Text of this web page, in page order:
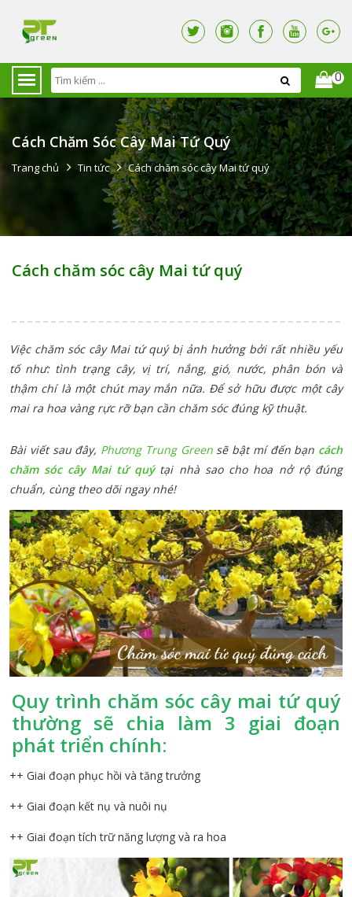
0
Cách Chăm Sóc Cây Mai Tứ Quý
Trang chủ Tin tức Cách chăm sóc cây Mai tứ quý
Cách chăm sóc cây Mai tứ quý
Việc chăm sóc cây Mai tứ quý bị ảnh hưởng bởi rất nhiều yếu
tố như: tình trạng cây, vị trí, nắng, gió, nước, phân bón và
thậm chí là một chút may mắn nữa. Để sở hữu được một cây
mai ra hoa vàng rực rỡ bạn cần chăm sóc đúng kỹ thuật.
Bài viết sau đây, Phương Trung Greensẽ bật mí đến bạn cách
chăm sóc cây Mai tứ quýtại nhà sao cho hoa nở rộ đúng
chuẩn, cùng theo dõi ngay nhé!
Quy trình chăm sóc cây mai tứ quý
thường sẽ chia làm 3 giai đoạn
phát triển chính:
++ Giai đoạn phục hồi và tăng trưởng
++ Giai đoạn kết nụ và nuôi nụ
++ Giai đoạn tích trữ năng lượng và ra hoa